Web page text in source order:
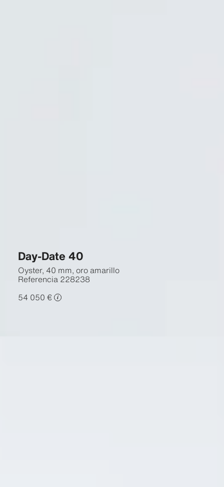
Day-Date 40
Oyster, 40 mm, oro amarillo
Referencia 228238
54 050 €